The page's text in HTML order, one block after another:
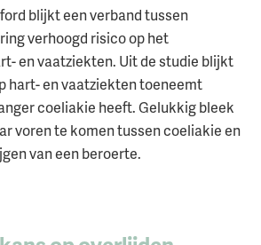
blijkt een verband tussen
verhoogd risico op het
en vaatziekten. Uit de studie blijkt
hart- en vaatziekten toeneemt
coeliakie heeft. Gelukkig bleek
voren te komen tussen coeliakie en
van een beroerte.